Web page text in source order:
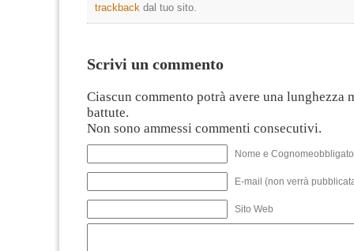
trackback dal tuo sito.
Scrivi un commento
Ciascun commento potrà avere una lunghezza
battute.
Non sono ammessi commenti consecutivi.
Nome e
E-mail (non verrà
Sito Web